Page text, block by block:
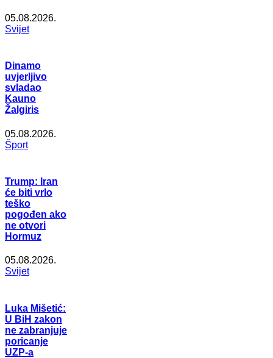
05.08.2026.
Svijet
Dinamo
uvjerljivo
svladao
Kauno
Žalgiris
05.08.2026.
Šport
Trump: Iran
će biti vrlo
teško
pogođen ako
ne otvori
Hormuz
05.08.2026.
Svijet
Luka Mišetić:
U BiH zakon
ne zabranjuje
poricanje
UZP-a